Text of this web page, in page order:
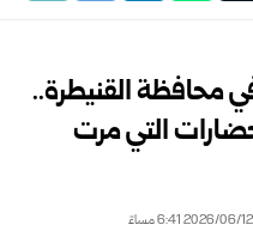
محافظة القنيطرة..
التي مرت